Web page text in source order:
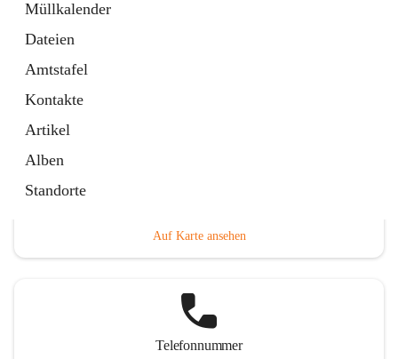
Müllkalender
Dateien
Amtstafel
Kontakte
Artikel
Alben
Standorte
3 Schnellzugriffe
Auf Karte ansehen
Telefonnummer